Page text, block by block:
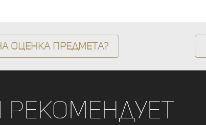
оценка предмета?